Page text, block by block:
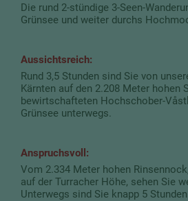
Die rund 2-stündige 3-Seen-
Grünsee und weiter durchs
Aussichtsreich:
Rund 3,5 Stunden sind Sie von
Kärnten auf den 2.208 Meter hohen
bewirtschafteten Hochschober-
Grünsee unterwegs.
Anspruchsvoll:
Vom 2.334 Meter hohen
auf der Turracher Höhe, sehen Sie
Unterwegs sind Sie knapp 5